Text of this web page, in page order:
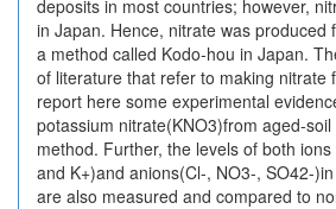
deposits in most countries; however,
in Japan. Hence, nitrate was produced
a method called Kodo-hou in Japan.
of literature that refer to making nitrate
report here some experimental
potassium nitrate(KNO3)from aged-
method. Further, the levels of both
and K+)and anions(Cl-, NO3-, SO42-
are also measured and compared to